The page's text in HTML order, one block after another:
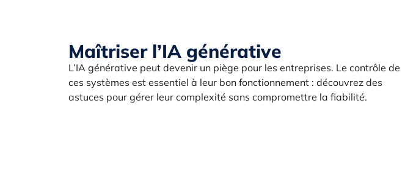
Maîtriser l’IA générative
L’IA générative peut devenir un piège pour les entreprises. Le contrôle de
ces systèmes est essentiel à leur bon fonctionnement : découvrez des
astuces pour gérer leur complexité sans compromettre la fiabilité.